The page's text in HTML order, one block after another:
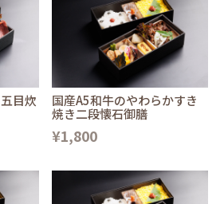
目炊
国産A5和牛のやわらかすき
焼き二段懐石御膳
¥1,800